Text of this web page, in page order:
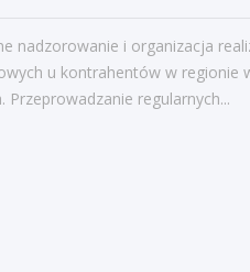
technicznych,
stalowych na
nadzorowanie i organizacja
u kontrahentów w regionie
Przeprowadzanie regularnych...